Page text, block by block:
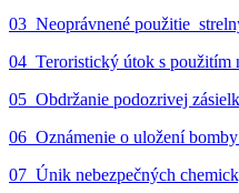
03_Neoprávnené použitie
04_Teroristický útok s použitím
05_Obdržanie podozrivej
06_Oznámenie o uložení
07_Únik nebezpečných